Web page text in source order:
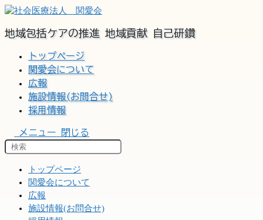
コ
テ
地域包括ケアの推進 地域貢献 自己研鑽
トップページ
関愛会について
広報
施設情報(お問合せ)
採用情報
メニュー 閉じる
トップページ
関愛会について
広報
施設情報(お問合せ)